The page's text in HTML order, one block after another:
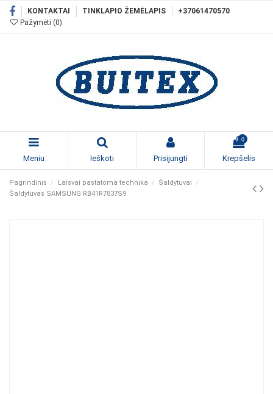
KONTAKTAI TINKLAPIO ŽEMĖLAPIS
+37061470570
Pažymėti (0)
Meniu Ieškoti Prisijungti
0
Krepšelis
Pagrindinis Laisvai pastatoma technika
Šaldytuvai
Šaldytuvas SAMSUNG RB41R7837S9